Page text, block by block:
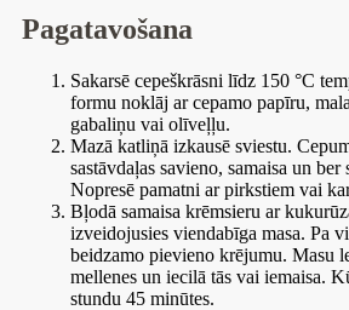
Pagatavošana
Sakarsē cepeškrāsni līdz 150 °C
formu noklāj ar cepamo papīru,
gabaliņu vai olīveļļu.
Mazā katliņā izkausē sviestu.
sastāvdaļas savieno, samaisa un ber
Nopresē pamatni ar pirkstiem vai
Bļodā samaisa krēmsieru ar
izveidojusies viendabīga masa. Pa
beidzamo pievieno krējumu. Masu
mellenes un iecilā tās vai iemaisa.
stundu 45 minūtes.